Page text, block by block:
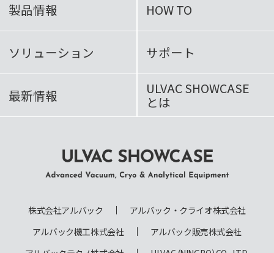
製品情報 HOW TO
ソリューション サポート
最新情報 ULVAC SHOWCASE
とは
Vacuum, Cryo & Analytical
Equipment
株式会社アルバック
アルバック・クライオ株式会社
アルバック機工株式会社
アルバック販売株式会社